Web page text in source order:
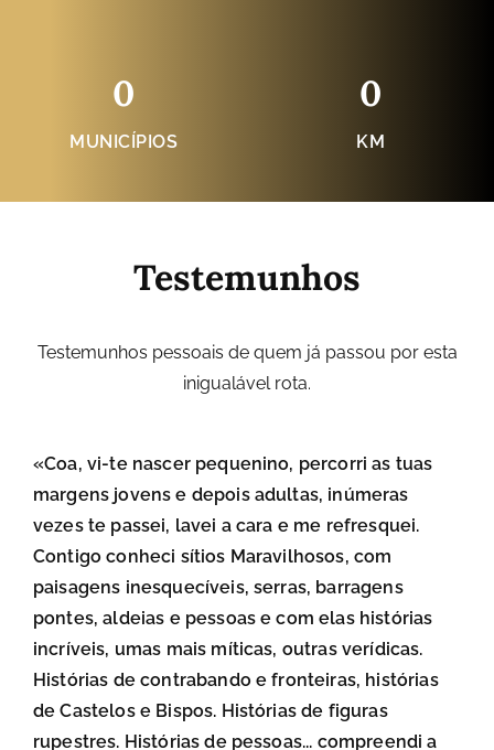
MUNICÍPIOS
0
KM
0
Testemunhos
Testemunhos pessoais de quem já passou por esta
inigualável rota.
«Coa, vi-te nascer pequenino, percorri as tuas
margens jovens e depois adultas, inúmeras
vezes te passei, lavei a cara e me refresquei.
Contigo conheci sítios Maravilhosos, com
paisagens inesquecíveis, serras, barragens
pontes, aldeias e pessoas e com elas histórias
incríveis, umas mais míticas, outras verídicas.
Histórias de contrabando e fronteiras, histórias
de Castelos e Bispos. Histórias de figuras
rupestres. Histórias de pessoas... compreendi a